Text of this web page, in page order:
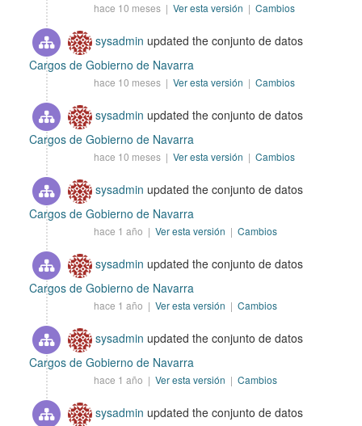
hace 10 meses | Ver esta versión | Cambios
sysadmin updated the conjunto de datos
Cargos de Gobierno de Navarra
hace 10 meses | Ver esta versión | Cambios
sysadmin updated the conjunto de datos
Cargos de Gobierno de Navarra
hace 10 meses | Ver esta versión | Cambios
sysadmin updated the conjunto de datos
Cargos de Gobierno de Navarra
hace 1 año | Ver esta versión | Cambios
sysadmin updated the conjunto de datos
Cargos de Gobierno de Navarra
hace 1 año | Ver esta versión | Cambios
sysadmin updated the conjunto de datos
Cargos de Gobierno de Navarra
hace 1 año | Ver esta versión | Cambios
sysadmin updated the conjunto de datos